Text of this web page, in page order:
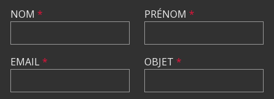
NOM *
EMAIL*
PRÉNOM *
OBJET *